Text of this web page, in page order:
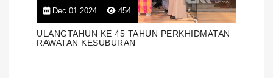
Dec 01 2024 454
ULANGTAHUN KE 45 TAHUN PERKHIDMATAN
RAWATAN KESUBURAN